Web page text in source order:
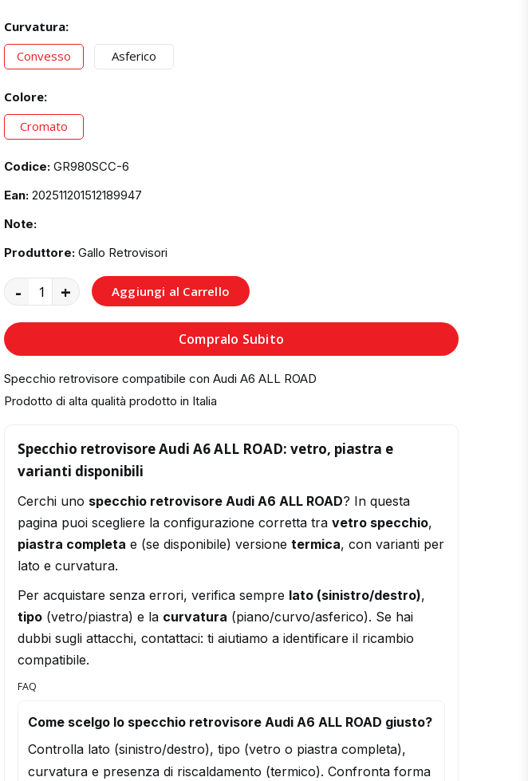
Curvatura:
Convesso
Asferico
Colore:
Cromato
Codice: GR980SCC-6
Ean: 202511201512189947
Note:
Produttore: Gallo Retrovisori
- + Aggiungi al Carrello
Compralo Subito
Specchio retrovisore compatibile con Audi A6 ALL ROAD
Prodotto di alta qualità prodotto in Italia
Specchio retrovisore Audi A6 ALL ROAD: vetro, piastra e
varianti disponibili
Cerchi uno specchio retrovisore Audi A6 ALL ROAD? In questa
pagina puoi scegliere la configurazione corretta tra vetro specchio,
piastra completa e (se disponibile) versione termica, con varianti per
lato e curvatura.
Per acquistare senza errori, verifica sempre lato (sinistro/destro),
tipo (vetro/piastra) e la curvatura (piano/curvo/asferico). Se hai
dubbi sugli attacchi, contattaci: ti aiutiamo a identificare il ricambio
compatibile.
FAQ
Come scelgo lo specchio retrovisore Audi A6 ALL ROAD giusto?
Controlla lato (sinistro/destro), tipo (vetro o piastra completa),
curvatura e presenza di riscaldamento (termico). Confronta forma